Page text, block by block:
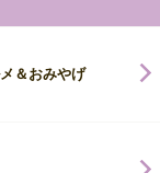
＆おみやげ